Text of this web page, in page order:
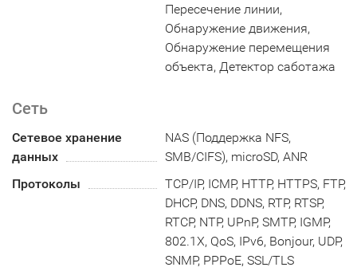
Пересечение линии,
Обнаружение движения,
Обнаружение перемещения
объекта, Детектор саботажа
Сеть
Сетевое хранение
данных
NAS (Поддержка NFS,
SMB/CIFS), microSD, ANR
Протоколы
TCP/IP, ICMP, HTTP, HTTPS, FTP,
DHCP, DNS, DDNS, RTP, RTSP,
RTCP, NTP, UPnP, SMTP, IGMP,
802.1X, QoS, IPv6, Bonjour, UDP,
SNMP, PPPoE, SSL/TLS